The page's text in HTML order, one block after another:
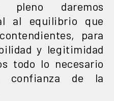
daremos
al equilibrio que
para
y legitimidad
todo lo necesario
confianza de la